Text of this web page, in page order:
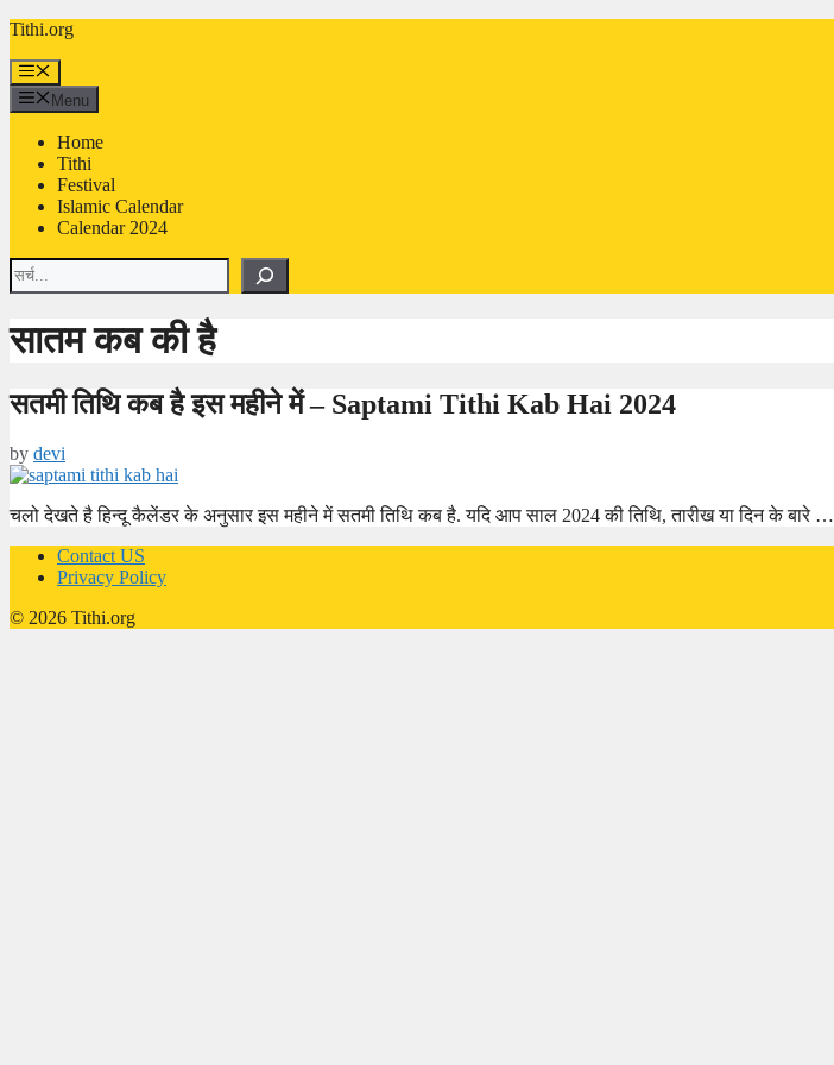
Skip
content
Tithi.org
Menu
Menu
Home
Tithi
Festival
Islamic Calendar
Calendar 2024
Search
सातम कब की है
सतमी तिथि कब है इस महीने में – Saptami Tithi Kab Hai 2024
by devi
चलो देखते है हिन्दू कैलेंडर के अनुसार इस महीने में सतमी तिथि कब है. यदि आप साल 2024 की तिथि, तारीख या दिन के बारे …
Contact US
Privacy Policy
© 2026 Tithi.org